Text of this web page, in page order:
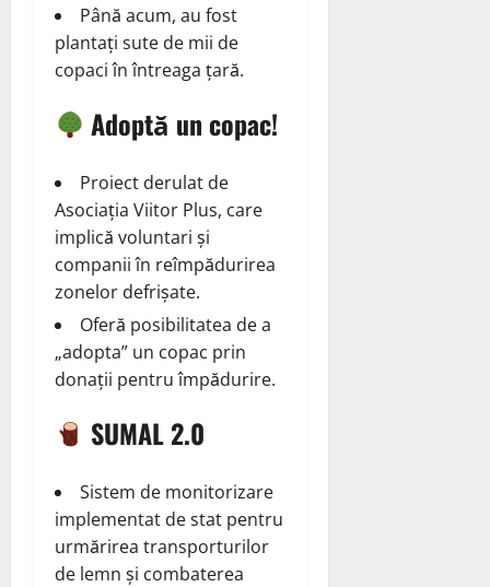
Până acum, au fost
plantați sute de mii de
copaci în întreaga țară.
Adoptă un copac!
Proiect derulat de
Asociația Viitor Plus, care
implică voluntari și
companii în reîmpădurirea
zonelor defrișate.
Oferă posibilitatea de a
„adopta” un copac prin
donații pentru împădurire.
SUMAL 2.0
Sistem de monitorizare
implementat de stat pentru
urmărirea transporturilor
de lemn și combaterea